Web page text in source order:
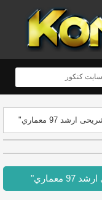
97 معماري"